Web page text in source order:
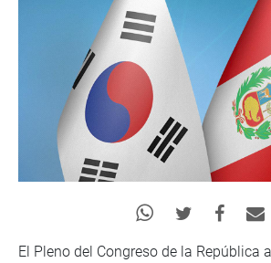
El Pleno del Congreso de la República